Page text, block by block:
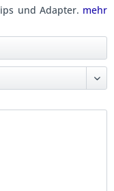
und Adapter. mehr